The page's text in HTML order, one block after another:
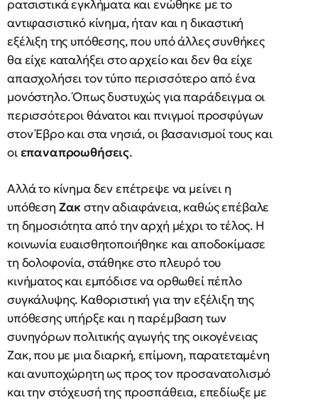
ρατσιστικά εγκλήματα και ενώθηκε με το
αντιφασιστικό κίνημα, ήταν και η δικαστική
εξέλιξη της υπόθεσης, που υπό άλλες συνθήκες
θα είχε καταλήξει στο αρχείο και δεν θα είχε
απασχολήσει τον τύπο περισσότερο από ένα
μονόστηλο. Όπως δυστυχώς για παράδειγμα οι
περισσότεροι θάνατοι και πνιγμοί προσφύγων
στον Έβρο και στα νησιά, οι βασανισμοί τους και
οιεπαναπροωθήσεις.
Αλλά το κίνημα δεν επέτρεψε να μείνει η
υπόθεση Ζακ στην αδιαφάνεια, καθώς επέβαλε
τη δημοσιότητα από την αρχή μέχρι το τέλος. Η
κοινωνία ευαισθητοποιήθηκε και αποδοκίμασε
τη δολοφονία, στάθηκε στο πλευρό του
κινήματος και εμπόδισε να ορθωθεί πέπλο
συγκάλυψης. Καθοριστική για την εξέλιξη της
υπόθεσης υπήρξε και η παρέμβαση των
συνηγόρων πολιτικής αγωγής της οικογένειας
Ζακ, που με μια διαρκή, επίμονη, παρατεταμένη
και ανυποχώρητη ως προς τον προσανατολισμό
και την στόχευσή της προσπάθεια, επεδίωξε με